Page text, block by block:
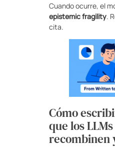
Cuando ocurre, el
epistemic fragility.
cita.
Cómo
que los
recombinen